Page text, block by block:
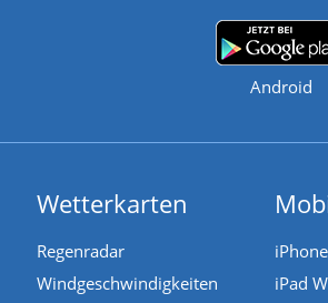
Android
Wetterkarten
Regenradar
Windgeschwindigkeiten
iPad